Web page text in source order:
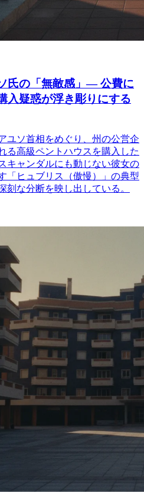
氏の「無敵感」— 公費に
入疑惑が浮き彫りにする
ユソ首相をめぐり、州の公営企
る高級ペントハウスを購入した
キャンダルにも動じない彼女の
「ヒュブリス（傲慢）」の典型
刻な分断を映し出している。